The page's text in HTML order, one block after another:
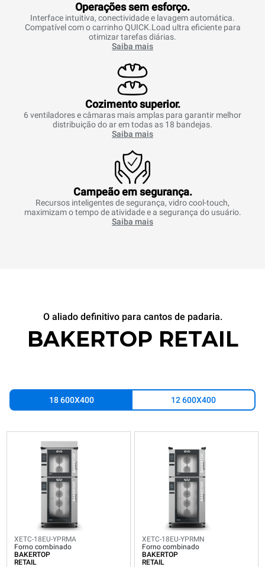
Operações sem esforço.
Interface intuitiva, conectividade e lavagem automática.
Compatível com o carrinho QUICK.Load ultra eficiente para
otimizar tarefas diárias.
Saiba mais
Cozimento superior.
6 ventiladores e câmaras mais amplas para garantir melhor
distribuição do ar em todas as 18 bandejas.
Saiba mais
Campeão em segurança.
Recursos inteligentes de segurança, vidro cool-touch,
maximizam o tempo de atividade e a segurança do usuário.
Saiba mais
O aliado definitivo para cantos de padaria.
BAKERTOP RETAIL
18 600X400 12 600X400
combinado
BAKERTOP
600x400
bandejas
Elétrico
combinado
BAKERTOP
600x400
bandejas
Elétrico
XETC-18EU-YPRMA
Forno combinado
BAKERTOP
RETAIL
XETC-18EU-YPRMN
Forno combinado
BAKERTOP
RETAIL